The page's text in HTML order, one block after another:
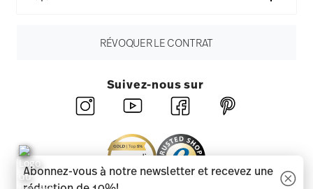
RÉVOQUER LE CONTRAT
Suivez-nous sur
Abonnez-vous à notre newsletter et recevez une